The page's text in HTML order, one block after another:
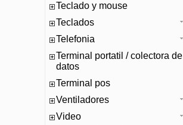
Teclado y mouse
Teclados
Telefonia
Terminal portatil / colectora de
datos
Terminal pos
Ventiladores
Video